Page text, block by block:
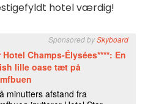
hotel værdig!